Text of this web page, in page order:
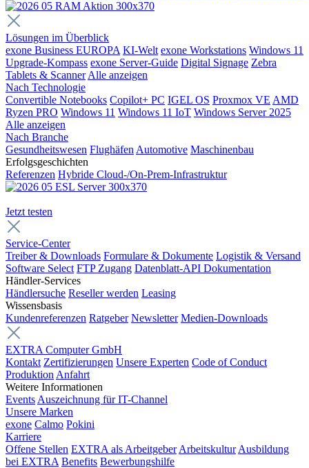
Lösungen im Überblick
exone Business EUROPA KI-Welt exone Workstations Windows 11
Upgrade-Kompass exone Server-Guide Digital Signage Zebra
Tablets & Scanner Alle anzeigen
Nach Technologie
Convertible Notebooks Copilot+ PC IGEL OS Proxmox VE AMD
Ryzen PRO Windows 11 Windows 11 IoT Windows Server 2025
Alle anzeigen
Nach Branche
Gesundheitswesen Flughäfen Automotive Maschinenbau
Erfolgsgeschichten
Referenzen Hybride Cloud-/On-Prem-Infrastruktur
Jetzt testen
Service-Center
Treiber & Downloads Formulare & Dokumente Logistik & Versand
Software Select FTP Zugang Datenblatt-API Dokumentation
Händler-Services
Händlersuche Reseller werden Leasing
Wissensbasis
Kundenreferenzen Ratgeber Newsletter Medien-Downloads
EXTRA Computer GmbH
Kontakt Zertifizierungen Unsere Experten Code of Conduct
Produktion Anfahrt
Weitere Informationen
Events Auszeichnung für IT-Channel
Unsere Marken
exone Calmo Pokini
Karriere
Offene Stellen EXTRA als Arbeitgeber Arbeitskultur Ausbildung
bei EXTRA Benefits Bewerbungshilfe